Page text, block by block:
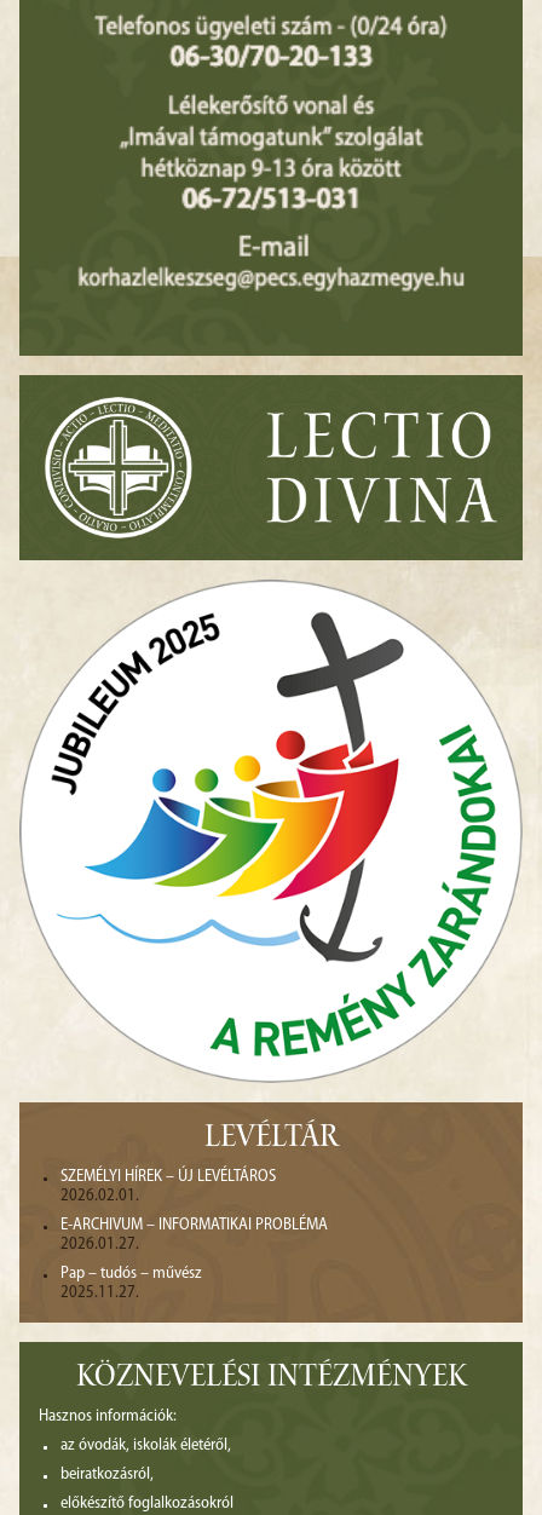
LEVÉLTÁR
SZEMÉLYI HÍREK – ÚJ LEVÉLTÁROS
2026.02.01.
E-ARCHIVUM – INFORMATIKAI PROBLÉMA
2026.01.27.
Pap – tudós – művész
2025.11.27.
KÖZNEVELÉSI INTÉZMÉNYEK
Hasznos információk:
az óvodák, iskolák életéről,
beiratkozásról,
előkészítő foglalkozásokról